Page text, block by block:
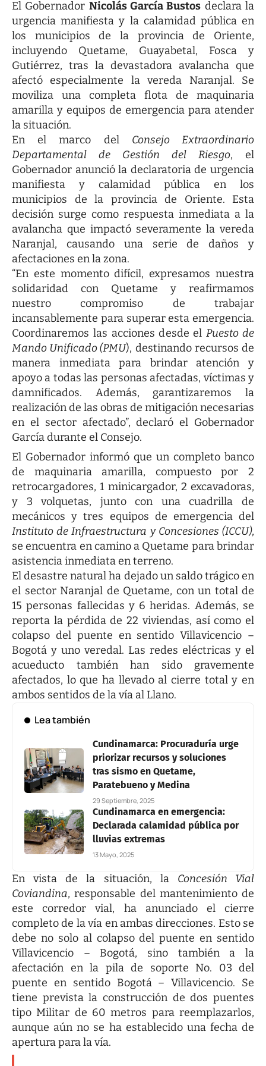
El Gobernador Nicolás García Bustos declara la
urgencia manifiesta y la calamidad pública en
los municipios de la provincia de Oriente,
incluyendo Quetame, Guayabetal, Fosca y
Gutiérrez, tras la devastadora avalancha que
afectó especialmente la vereda Naranjal. Se
moviliza una completa flota de maquinaria
amarilla y equipos de emergencia para atender
la situación.
En el marco del Consejo Extraordinario
Departamental de Gestión del Riesgo, el
Gobernador anunció la declaratoria de urgencia
manifiesta y calamidad pública en los
municipios de la provincia de Oriente. Esta
decisión surge como respuesta inmediata a la
avalancha que impactó severamente la vereda
Naranjal, causando una serie de daños y
afectaciones en la zona.
“En este momento difícil, expresamos nuestra
solidaridad con Quetame y reafirmamos
nuestro compromiso de trabajar
incansablemente para superar esta emergencia.
Coordinaremos las acciones desde elPuesto de
Mando Unificado (PMU), destinando recursos de
manera inmediata para brindar atención y
apoyo a todas las personas afectadas, víctimas y
damnificados. Además, garantizaremos la
realización de las obras de mitigación necesarias
en el sector afectado”, declaró el Gobernador
García durante el Consejo.
El Gobernador informó que un completo banco
de maquinaria amarilla, compuesto por 2
retrocargadores, 1 minicargador, 2 excavadoras,
y 3 volquetas, junto con una cuadrilla de
mecánicos y tres equipos de emergencia del
Instituto de Infraestructura y Concesiones (ICCU),
se encuentra en camino a Quetame para brindar
asistencia inmediata en terreno.
El desastre natural ha dejado un saldo trágico en
el sector Naranjal de Quetame, con un total de
15 personas fallecidas y 6 heridas. Además, se
reporta la pérdida de 22 viviendas, así como el
colapso del puente en sentido Villavicencio –
Bogotá y uno veredal. Las redes eléctricas y el
acueducto también han sido gravemente
afectados, lo que ha llevado al cierre total y en
ambos sentidos de la vía al Llano.
Lea también
Cundinamarca: Procuraduría urge
priorizar recursos y soluciones
tras sismo en Quetame,
Paratebueno y Medina
29 Septiembre, 2025
Cundinamarca en emergencia:
Declarada calamidad pública por
lluvias extremas
13 Mayo, 2025
En vista de la situación, la Concesión Vial
Coviandina, responsable del mantenimiento de
este corredor vial, ha anunciado el cierre
completo de la vía en ambas direcciones. Esto se
debe no solo al colapso del puente en sentido
Villavicencio – Bogotá, sino también a la
afectación en la pila de soporte No. 03 del
puente en sentido Bogotá – Villavicencio. Se
tiene prevista la construcción de dos puentes
tipo Militar de 60 metros para reemplazarlos,
aunque aún no se ha establecido una fecha de
apertura para la vía.